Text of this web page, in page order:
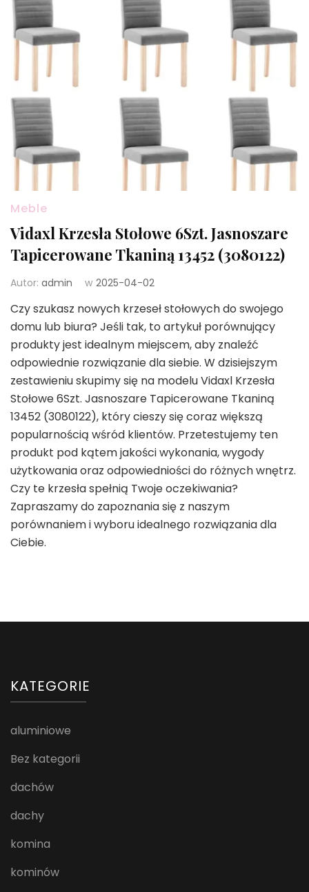
Meble
Vidaxl Krzesła Stołowe 6Szt. Jasnoszare
Tapicerowane Tkaniną 13452 (3080122)
Autor: admin w 2025-04-02
Czy szukasz nowych krzeseł stołowych do swojego
domu lub biura? Jeśli tak, to artykuł porównujący
produkty jest idealnym miejscem, aby znaleźć
odpowiednie rozwiązanie dla siebie. W dzisiejszym
zestawieniu skupimy się na modelu Vidaxl Krzesła
Stołowe 6Szt. Jasnoszare Tapicerowane Tkaniną
13452 (3080122), który cieszy się coraz większą
popularnością wśród klientów. Przetestujemy ten
produkt pod kątem jakości wykonania, wygody
użytkowania oraz odpowiedniości do różnych wnętrz.
Czy te krzesła spełnią Twoje oczekiwania?
Zapraszamy do zapoznania się z naszym
porównaniem i wyboru idealnego rozwiązania dla
Ciebie.
KATEGORIE
aluminiowe
Bez kategorii
dachów
dachy
komina
kominów